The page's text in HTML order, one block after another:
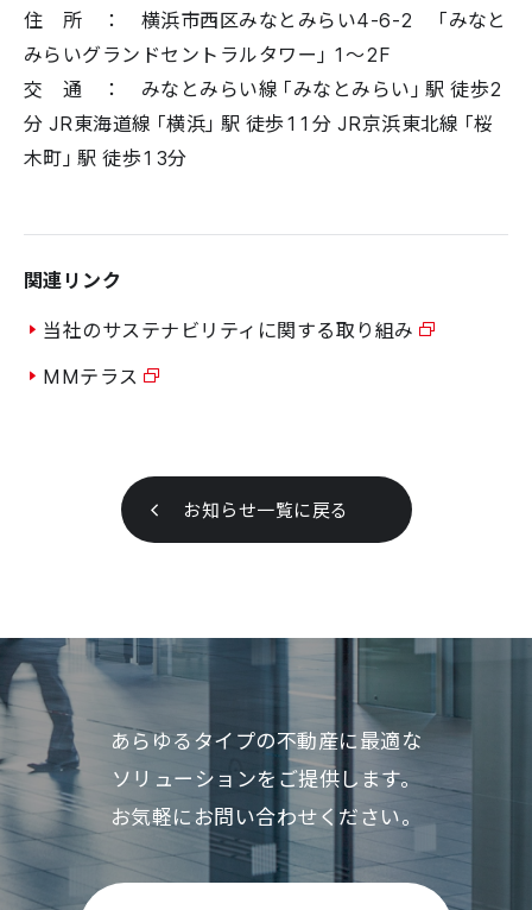
住 所 ： 横浜市西区みなとみらい4-6-2 「みなと
みらいグランドセントラルタワー」1〜2F
交 通 ： みなとみらい線「みなとみらい」駅 徒歩2
分 JR東海道線「横浜」駅 徒歩11分 JR京浜東北線「桜
木町」駅 徒歩13分
関連リンク
当社のサステナビリティに関する取り組み
MMテラス
お知らせ一覧に戻る
あらゆるタイプの不動産に最適な
ソリューションをご提供します。
お気軽にお問い合わせください。